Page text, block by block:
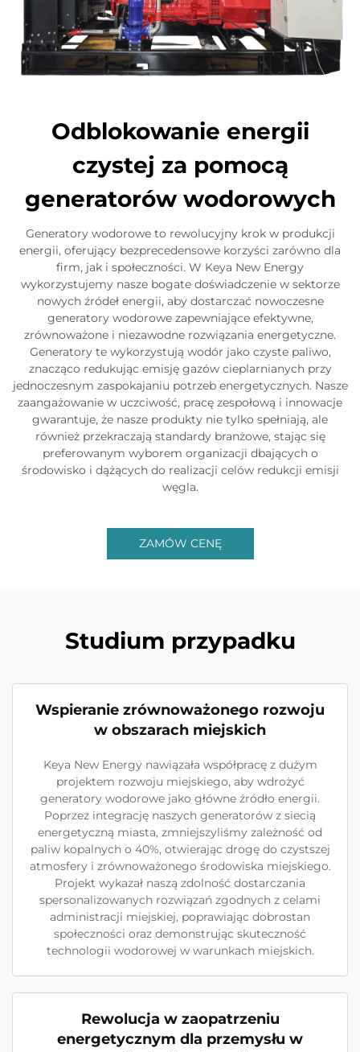
Odblokowanie energii
czystej za pomocą
generatorów wodorowych
Generatory wodorowe to rewolucyjny krok w produkcji
energii, oferujący bezprecedensowe korzyści zarówno dla
firm, jak i społeczności. W Keya New Energy
wykorzystujemy nasze bogate doświadczenie w sektorze
nowych źródeł energii, aby dostarczać nowoczesne
generatory wodorowe zapewniające efektywne,
zrównoważone i niezawodne rozwiązania energetyczne.
Generatory te wykorzystują wodór jako czyste paliwo,
znacząco redukując emisję gazów cieplarnianych przy
jednoczesnym zaspokajaniu potrzeb energetycznych. Nasze
zaangażowanie w uczciwość, pracę zespołową i innowacje
gwarantuje, że nasze produkty nie tylko spełniają, ale
również przekraczają standardy branżowe, stając się
preferowanym wyborem organizacji dbających o
środowisko i dążących do realizacji celów redukcji emisji
węgla.
ZAMÓW CENĘ
Studium przypadku
Wspieranie zrównoważonego rozwoju
w obszarach miejskich
Keya New Energy nawiązała współpracę z dużym
projektem rozwoju miejskiego, aby wdrożyć
generatory wodorowe jako główne źródło energii.
Poprzez integrację naszych generatorów z siecią
energetyczną miasta, zmniejszyliśmy zależność od
paliw kopalnych o 40%, otwierając drogę do czystszej
atmosfery i zrównoważonego środowiska miejskiego.
Projekt wykazał naszą zdolność dostarczania
spersonalizowanych rozwiązań zgodnych z celami
administracji miejskiej, poprawiając dobrostan
społeczności oraz demonstrując skuteczność
technologii wodorowej w warunkach miejskich.
Rewolucja w zaopatrzeniu
energetycznym dla przemysłu w